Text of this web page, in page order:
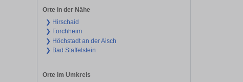
Orte in der Nähe
❯ Hirschaid
❯ Forchheim
❯ Höchstadt an der Aisch
❯ Bad Staffelstein
Orte im Umkreis